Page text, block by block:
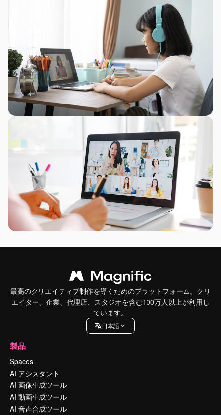
最高のクリエイティブ制作を導くためのプラットフォーム。クリ
エイター、企業、代理店、スタジオを含む100万人以上が利用し
ています。
日本語
製品
Spaces
AI アシスタント
AI 画像生成ツール
AI 動画生成ツール
AI 音声合成ツール